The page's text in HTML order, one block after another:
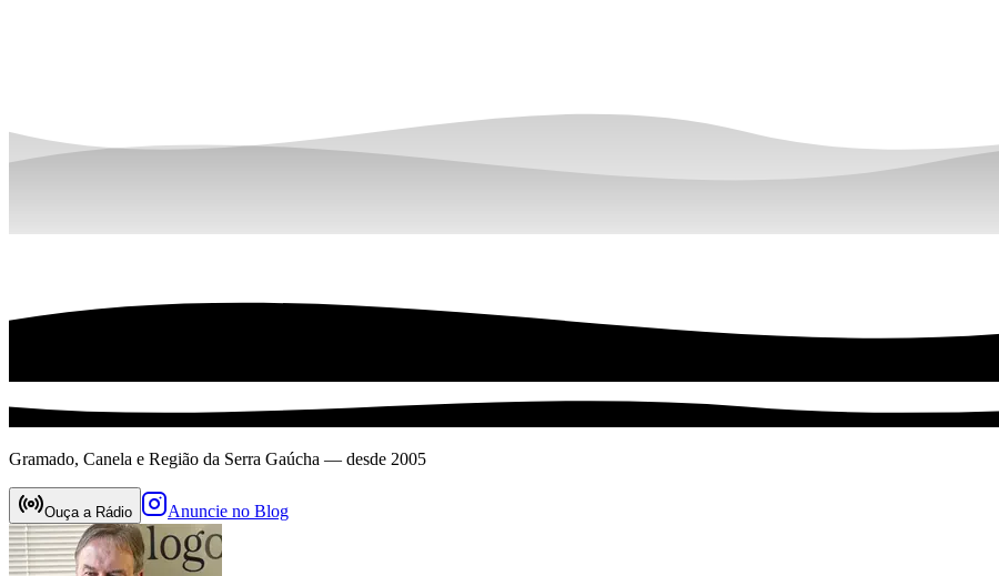
Gramado, Canela e Região da Serra Gaúcha — desde 2005
Ouça a Rádio Anuncie no Blog